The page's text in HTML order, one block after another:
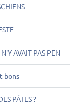
AVAIT PAS PEN
bons
PÂTES ?